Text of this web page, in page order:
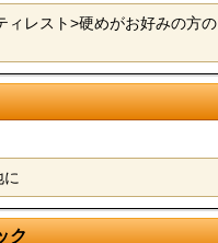
ィレスト>硬めがお好みの方の
ク